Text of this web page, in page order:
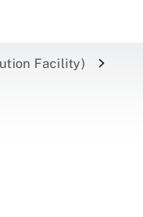
Facility)